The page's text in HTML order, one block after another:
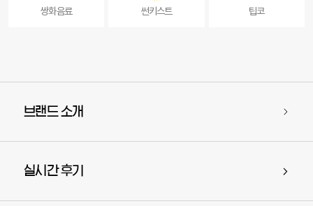
쌍화음료 썬키스트 팁코
브랜드 소개
실시간 후기